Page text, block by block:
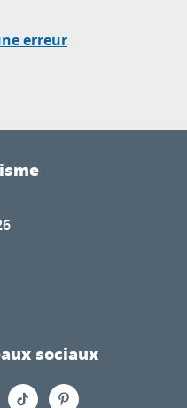
erreur
sociaux